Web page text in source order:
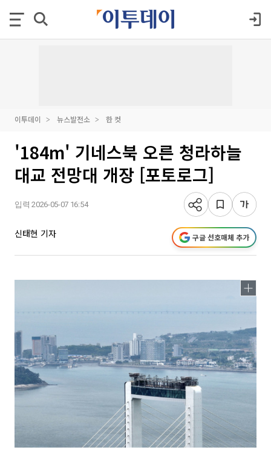
이투데이 뉴스발전소 한 컷
'184m' 기네스북 오른 청라하늘
대교 전망대 개장 [포토로그]
입력 2026-05-07 16:54
신태현 기자 구글 선호매체 추가